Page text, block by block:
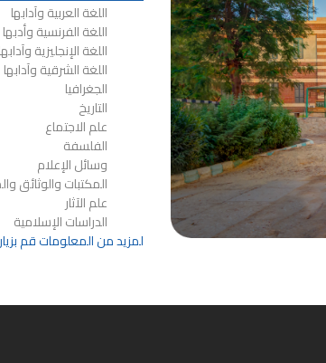
اللغة العربية وآدابها
اللغة الفرنسية وأدبها
اللغة الإنجليزية وآدابها
اللغة الشرقية وآدابها
الجغرافيا
التاريخ
علم الاجتماع
الفلسفة
وسائل الإعلام
المكتبات والوثائق
علم الآثار
الدراسات الإسلامية
لمزيد من المعلومات قم